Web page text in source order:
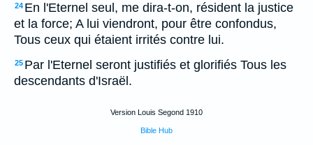
24 En l'Eternel seul, me dira-t-on, résident la justice
et la force; A lui viendront, pour être confondus,
Tous ceux qui étaient irrités contre lui.
25 Par l'Eternel seront justifiés et glorifiés Tous les
descendants d'Israël.
Version Louis Segond 1910
Bible Hub